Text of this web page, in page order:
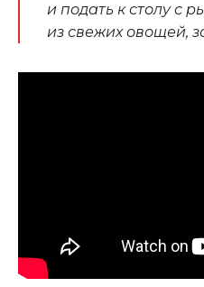
и подать к столу с
из свежих овощей,